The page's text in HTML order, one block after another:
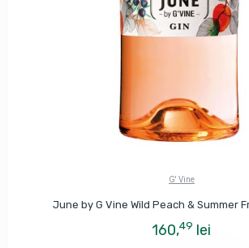
G' Vine
June by G Vine Wild Peach & Summer
160,49 lei